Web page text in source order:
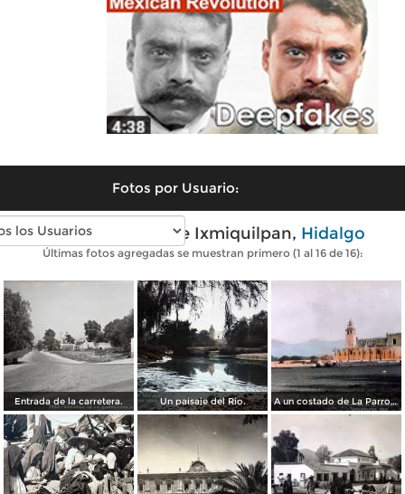
Fotos por Usuario:
Fotos antiguas de Ixmiquilpan, Hidalgo
Últimas fotos agregadas se muestran primero (1 al 16 de 16):
Entrada de la carretera. Un paisaje del Rio. A un costado de La Parroquia.